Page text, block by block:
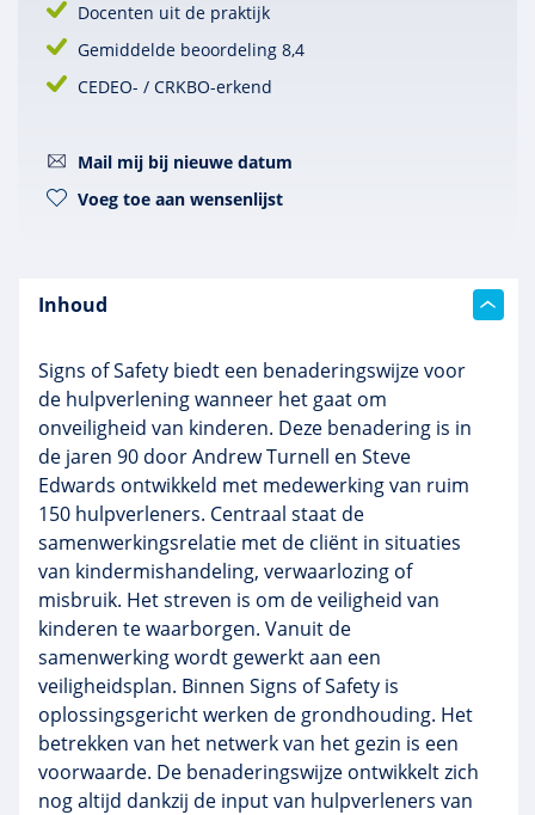
Docenten uit de praktijk
Gemiddelde beoordeling 8,4
CEDEO- / CRKBO-erkend
Mail mij bij nieuwe datum
Voeg toe aan wensenlijst
Inhoud
Signs ofSafety biedt een benaderingswijze voor
de hulpverlening wanneer het gaat om
onveiligheid van kinderen. Deze benadering is in
de jaren 90 doorAndrewTurnell en Steve
Edwards ontwikkeld met medewerking van ruim
150 hulpverleners. Centraal staat de
samenwerkingsrelatie met de cliënt in situaties
van kindermishandeling, verwaarlozing of
misbruik. Het streven is om de veiligheid van
kinderen te waarborgen. Vanuit de
samenwerking wordt gewerkt aan een
veiligheidsplan. Binnen Signs ofSafety is
oplossingsgericht werken de grondhouding. Het
betrekken van het netwerk van het gezin is een
voorwaarde. De benaderingswijze ontwikkelt zich
nog altijd dankzij de input van hulpverleners van